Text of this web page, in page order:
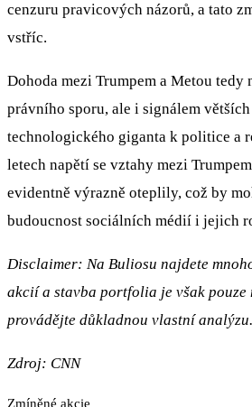
cenzuru pravicových názorů, a tato
vstříc.
Dohoda mezi Trumpem a Metou tedy
právního sporu, ale i signálem
technologického giganta k politice a
letech napětí se vztahy mezi
evidentně výrazně oteplily, což by
budoucnost sociálních médií i jejich
Disclaimer: Na Buliosu najdete
akcií a stavba portfolia je však pouze
provádějte důkladnou vlastní analýzu.
Zdroj: CNN
Zmíněné akcie